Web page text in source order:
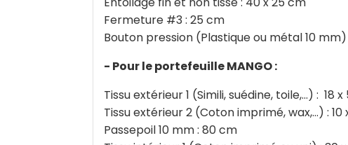
Fermeture #3 : 25 cm
Bouton pression (Plastique ou métal 10 mm)
- Pour le portefeuille MANGO :
Tissu extérieur 1 (Simili, suédine, toile,...) : 18
Tissu extérieur 2 (Coton imprimé, wax,…) : 10
Passepoil 10 mm : 80 cm